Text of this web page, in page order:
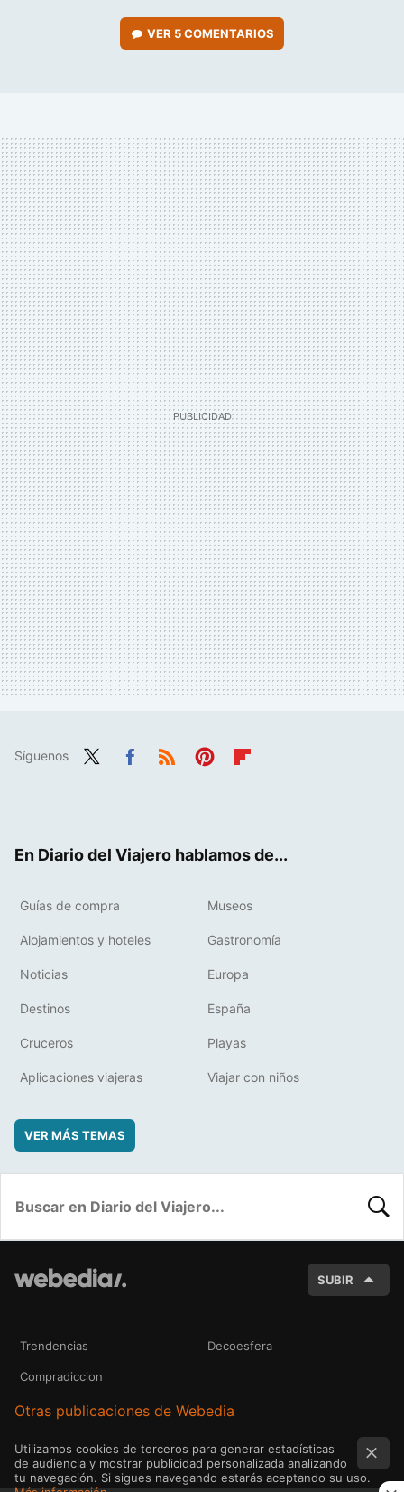
VER 5 COMENTARIOS
Síguenos
En Diario del Viajero hablamos de...
Guías de compra Museos
Alojamientos y hoteles Gastronomía
Noticias Europa
Destinos España
Cruceros Playas
Aplicaciones viajeras Viajar con niños
VER MÁS TEMAS
SUBIR
Trendencias Decoesfera
Compradiccion
Otras publicaciones de Webedia
Utilizamos cookies de terceros para generar estadísticas
de audiencia y mostrar publicidad personalizada analizando
tu navegación. Si sigues navegando estarás aceptando su uso.